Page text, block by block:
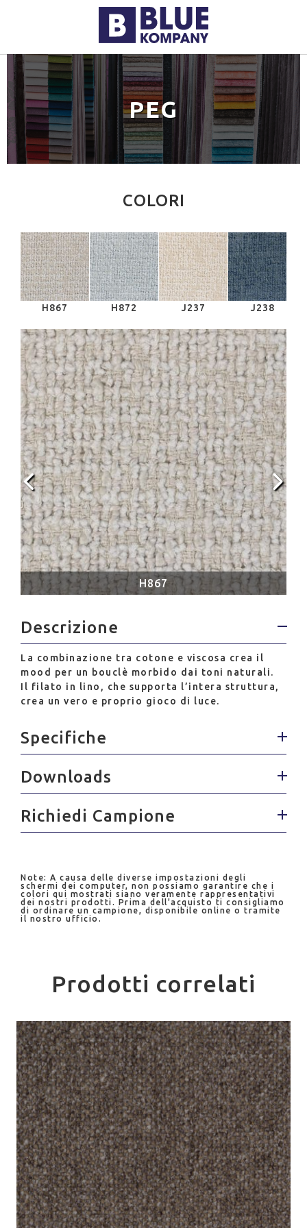
PEG
COLORI
H867 H872 J237 J238
H867
Descrizione
La combinazione tra cotone e viscosa crea il
mood per un bouclè morbido dai toni naturali.
Il filato in lino, che supporta l’intera struttura,
crea un vero e proprio gioco di luce.
Specifiche
Downloads
Richiedi Campione
Note: A causa delle diverse impostazioni degli
schermi dei computer, non possiamo garantire che i
colori qui mostrati siano veramente rappresentativi
dei nostri prodotti. Prima dell'acquisto ti consigliamo
di ordinare un campione, disponibile online o tramite
il nostro ufficio.
Prodotti correlati